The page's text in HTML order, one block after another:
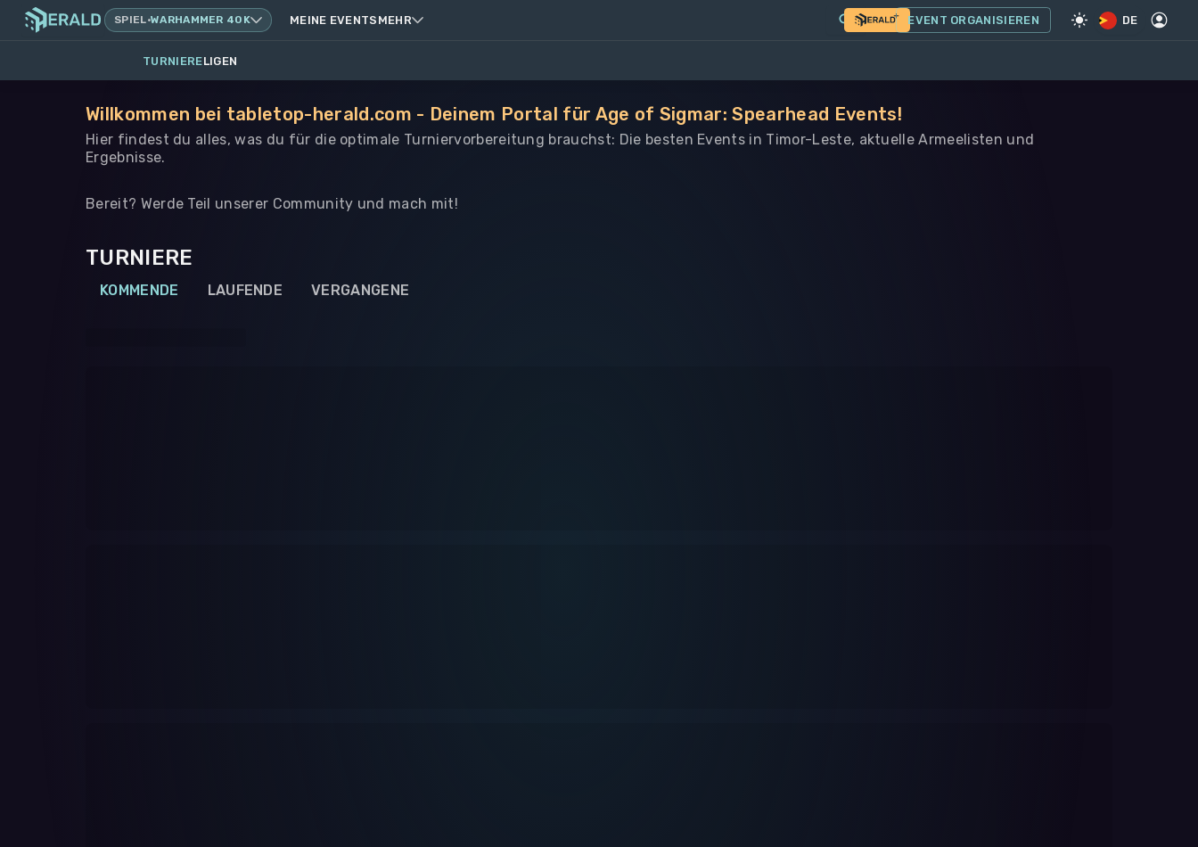
SPIEL·WARHAMMER 40K MEINE EVENTS MEHR EVENT ORGANISIEREN DE
TURNIERELIGEN
Willkommen bei tabletop-herald.com - Deinem Portal für Age of Sigmar: Spearhead Events!
Hier findest du alles, was du für die optimale Turniervorbereitung brauchst: Die besten Events in Timor-Leste, aktuelle Armeelisten und
Ergebnisse.
Bereit? Werde Teil unserer Community und mach mit!
TURNIERE
KOMMENDE LAUFENDE VERGANGENE